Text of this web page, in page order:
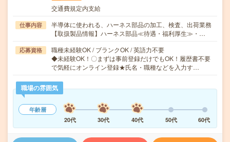
交通費規定内支給
仕事内容
半導体に使われる、ハーネス部品の加工、検査、出荷業務
【取扱製品情報】ハーネス部品≪待遇・福利厚生≫・…
応募資格
職種未経験OK / ブランクOK / 英語力不要
◆未経験OK！〇まずは事前登録だけでもOK！履歴書不要
で気軽にオンライン登録★氏名・職種などを入力す…
職場の雰囲気
年齢層
20代
30代 40代 50代 60代